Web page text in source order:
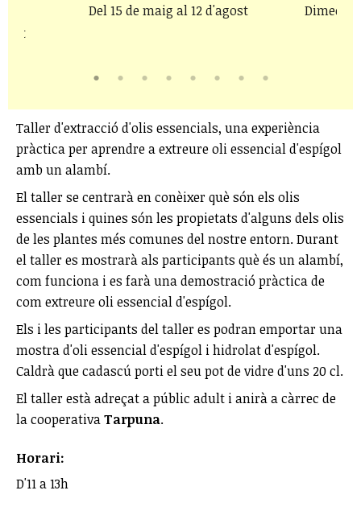
Del 15 de maig al 12 d'agost
Taller d'extracció d'olis essencials, una experiència
pràctica per aprendre a extreure oli essencial d'espígol
amb un alambí.
El taller se centrarà en conèixer què són els olis
essencials i quines són les propietats d'alguns dels olis
de les plantes més comunes del nostre entorn. Durant
el taller es mostrarà als participants què és un alambí,
com funciona i es farà una demostració pràctica de
com extreure oli essencial d'espígol.
Els i les participants del taller es podran emportar una
mostra d'oli essencial d'espígol i hidrolat d'espígol.
Caldrà que cadascú porti el seu pot de vidre d'uns 20 cl.
El taller està adreçat a públic adult i anirà a càrrec de
la cooperativaTarpuna.
Horari:
D'11 a 13h